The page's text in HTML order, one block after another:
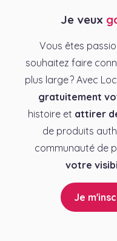
Je veux
Vous êtes
souhaitez faire
plus large ? Avec
gratuitement
histoire et attirer
de produits
communauté de
votre
Je